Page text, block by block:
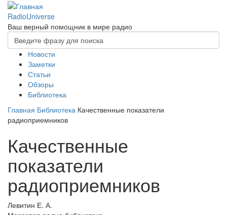
Перейти
основному
содержанию
RadioUniverse
Ваш верный помощник в мире радио
Форма
поиска
ПоискГлавное
меню
Новости
Заметки
Статьи
Обзоры
Библиотека
Главная Библиотека Качественные показатели
радиоприемников
Качественные
показатели
радиоприемников
Левитин Е. А.